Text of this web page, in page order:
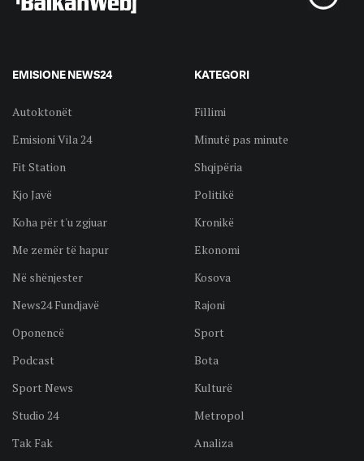
EMISIONE NEWS24
Autoktonët
Emisioni Vila 24
Fit Station
Kjo Javë
Koha për t'u zgjuar
Me zemër të hapur
Në shënjester
News24 Fundjavë
Oponencë
Podcast
Sport News
Studio 24
Tak Fak
KATEGORI
Fillimi
Minutë pas minute
Shqipëria
Politikë
Kronikë
Ekonomi
Kosova
Rajoni
Sport
Bota
Kulturë
Metropol
Analiza